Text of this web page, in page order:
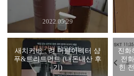
2022.05.29
새치커버 : 려 더블이펙터 샴
푸&트리트먼트 (내돈내산 후
기)
진화
전
힌